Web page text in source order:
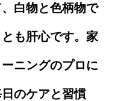
白物と色柄物で
も肝心です。家
ニングのプロに
のケアと習慣